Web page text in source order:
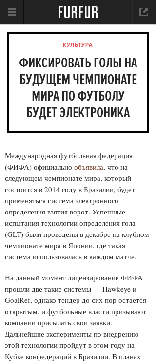
КУЛЬТУРА
ФИКСИРОВАТЬ ГОЛЫ НА
БУДУЩЕМ ЧЕМПИОНАТЕ
МИРА ПО ФУТБОЛУ
БУДЕТ ЭЛЕКТРОНИКА
Международная футбольная федерация
(ФИФА) официально объявила, что на
следующем чемпионате мира, который
состоится в 2014 году в Бразилии, будет
применяться система электронного
определения взятия ворот. Успешные
испытания технологии определения гола
(GLT) были проведены в декабре на клубном
чемпионате мира в Японии, где такая
система использовалась в каждом матче.
На данный момент лицензирование ФИФА
прошли две такие системы — Hawkeye и
GoalRef, однако тендер до сих пор остается
открытым, и футбольные власти призывают
компании присылать свои заявки.
Дальнейшие эксперименты по внедрению
этой технологии пройдут в этом году на
Кубке конфедераций в Бразилии. В планах